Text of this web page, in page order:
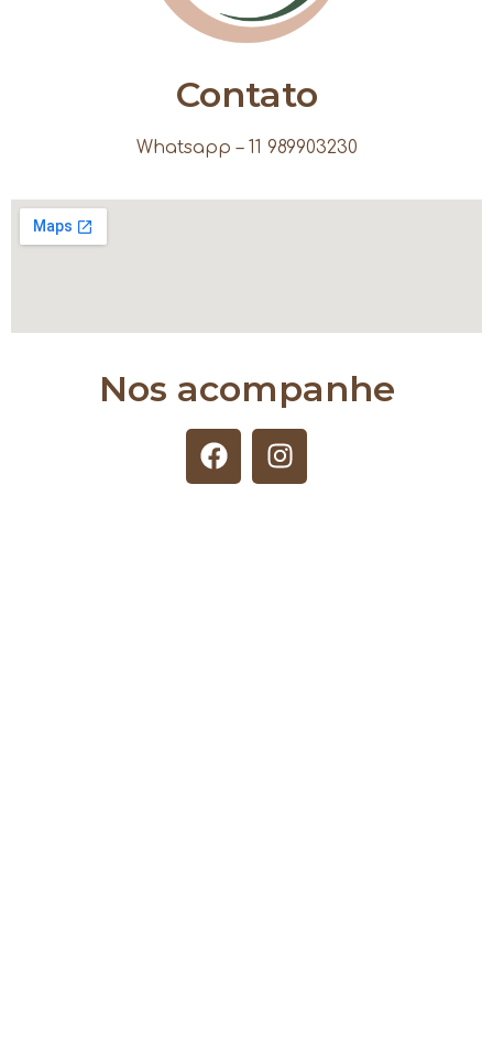
Contato
Whatsapp – 11 989903230
Nos acompanhe